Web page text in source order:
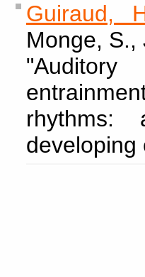
Guiraud,
Monge,